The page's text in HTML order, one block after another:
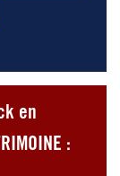
en
: